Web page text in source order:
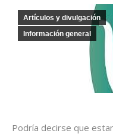
Artículos y divulgación
Información general
Podría decirse que